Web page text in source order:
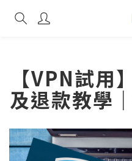
【VPN試用
及退款教學